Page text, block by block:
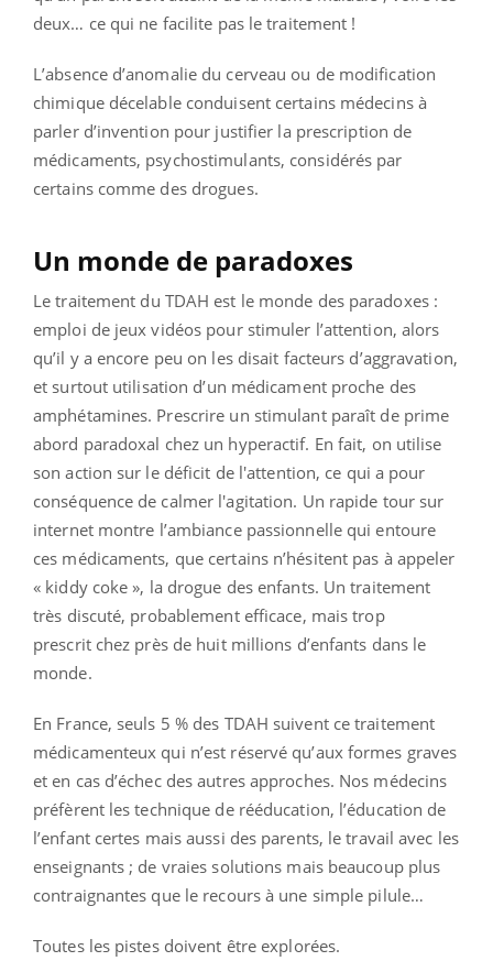
deux… ce qui ne facilite pas le traitement !
L’absence d’anomalie du cerveau ou de modification
chimique décelable conduisent certains médecins à
parler d’invention pour justifier la prescription de
médicaments, psychostimulants, considérés par
certains comme des drogues.
Un monde de paradoxes
Le traitement du TDAH est le monde des paradoxes :
emploi de jeux vidéos pour stimuler l’attention, alors
qu’il y a encore peu on les disait facteurs d’aggravation,
et surtout utilisation d’un médicament proche des
amphétamines. Prescrire un stimulant paraît de prime
abord paradoxal chez un hyperactif. En fait, on utilise
son action sur le déficit de l'attention, ce qui a pour
conséquence de calmer l'agitation. Un rapide tour sur
internet montre l’ambiance passionnelle qui entoure
ces médicaments, que certains n’hésitent pas à appeler
« kiddy coke », la drogue des enfants. Un traitement
très discuté, probablement efficace, mais trop
prescrit chez près de huit millions d’enfants dans le
monde.
En France, seuls 5 % des TDAH suivent ce traitement
médicamenteux qui n’est réservé qu’aux formes graves
et en cas d’échec des autres approches. Nos médecins
préfèrent les technique de rééducation, l’éducation de
l’enfant certes mais aussi des parents, le travail avec les
enseignants ; de vraies solutions mais beaucoup plus
contraignantes que le recours à une simple pilule…
Toutes les pistes doivent être explorées.